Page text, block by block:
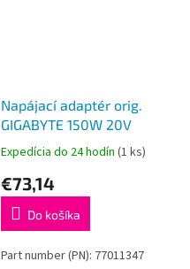
Napájací adaptér orig.
GIGABYTE 150W 20V
Expedícia do 24 hodín (1 ks)
€73,14
Do košíka
Part number (PN): 77011347